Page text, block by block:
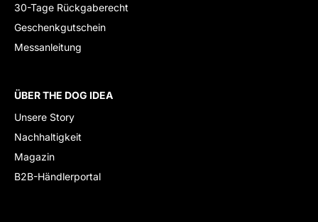
30-Tage Rückgaberecht
Geschenkgutschein
Messanleitung
ÜBER THE DOG IDEA
Unsere Story
Nachhaltigkeit
Magazin
B2B-Händlerportal